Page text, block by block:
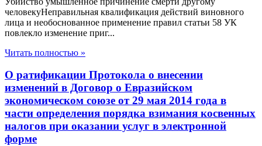
человекуНеправильная квалификация действий виновного
лица и необоснованное применение правил статьи 58 УК
повлекло изменение приг...
Читать полностью »
О ратификации Протокола о внесении
изменений в Договор о Евразийском
экономическом союзе от 29 мая 2014 года в
части определения порядка взимания косвенных
налогов при оказании услуг в электронной
форме